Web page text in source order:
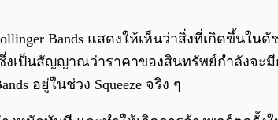
Bands แสดงให้เห็นว่าสิ่งที่เกิดขึ้นใน
เป็นสัญญาณว่าราคาของสินทรัพย์กำลังจะมี
อยู่ในช่วง Squeeze จริง ๆ